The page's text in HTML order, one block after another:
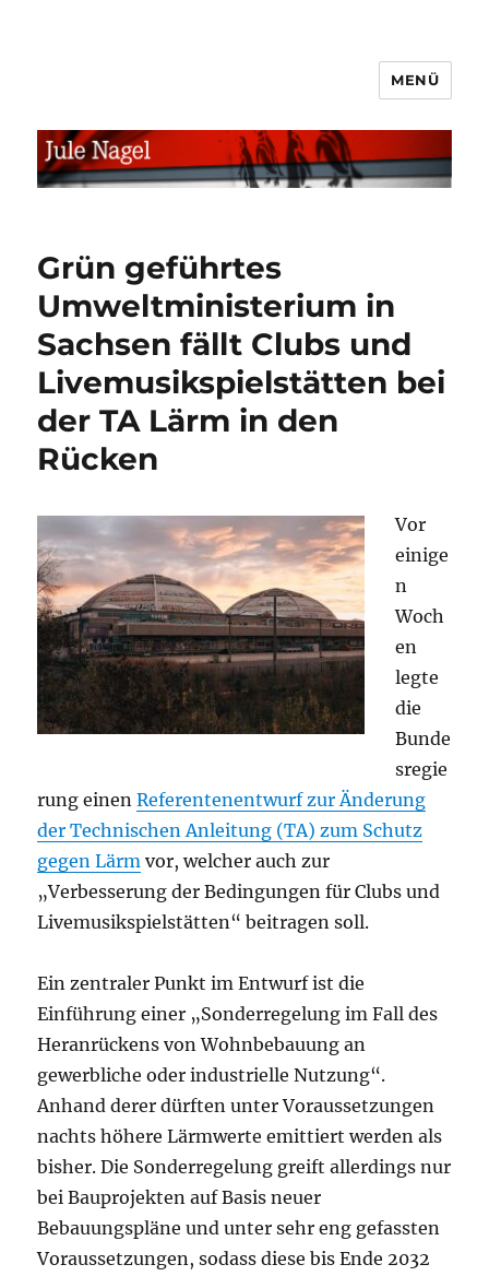
MENÜ
Grün geführtes
Umweltministerium in
Sachsen fällt Clubs und
Livemusikspielstätten bei
der TA Lärm in den
Rücken
Vor
einige
n
Woch
en
legte
die
Bunde
sregie
rung einenReferentenentwurf zur Änderung
der Technischen Anleitung (TA) zum Schutz
gegen Lärm vor, welcher auch zur
„Verbesserung der Bedingungen für Clubs und
Livemusikspielstätten“ beitragen soll.
Ein zentraler Punkt im Entwurf ist die
Einführung einer „Sonderregelung im Fall des
Heranrückens von Wohnbebauung an
gewerbliche oder industrielle Nutzung“.
Anhand derer dürften unter Voraussetzungen
nachts höhere Lärmwerte emittiert werden als
bisher. Die Sonderregelung greift allerdings nur
bei Bauprojekten auf Basis neuer
Bebauungspläne und unter sehr eng gefassten
Voraussetzungen, sodass diese bis Ende 2032